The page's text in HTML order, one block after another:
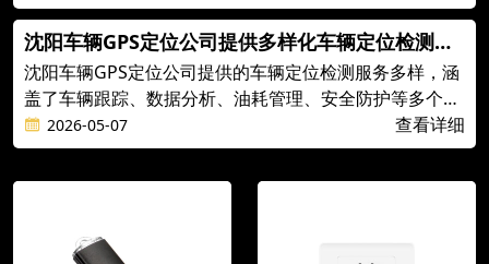
沈阳车辆GPS定位公司提供多样化车辆定位检测服
务
沈阳车辆GPS定位公司提供的车辆定位检测服务多样，涵
盖了车辆跟踪、数据分析、油耗管理、安全防护等多个方
面。这些服务有助于提高车辆运营效率，降低风险，是企
业管理者值得关注的优质服务。
2026-05-07 查看详细